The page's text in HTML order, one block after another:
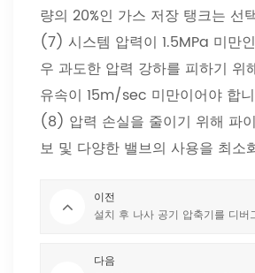
량의 20%인 가스 저장 탱크는 선
(7) 시스템 압력이 1.5MPa 미만
우 과도한 압력 강하를 피하기 위
유속이 15m/sec 미만이어야 합
(8) 압력 손실을 줄이기 위해 파
보 및 다양한 밸브의 사용을 최소
이전
설치 후 나사 공기 압축기를 디버
다음